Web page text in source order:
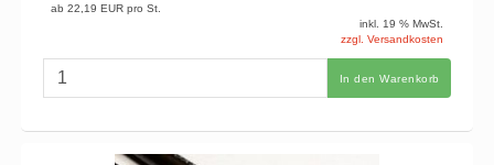
ab 22,19 EUR pro St.
inkl. 19 % MwSt.
zzgl. Versandkosten
In den Warenkorb